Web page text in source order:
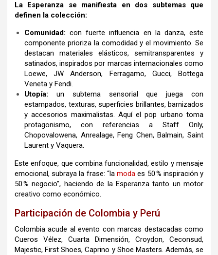
La Esperanza se manifiesta en dos subtemas que
definen la colección:
Comunidad: con fuerte influencia en la danza, este
componente prioriza la comodidad y el movimiento. Se
destacan materiales elásticos, semitransparentes y
satinados, inspirados por marcas internacionales como
Loewe, JW Anderson, Ferragamo, Gucci, Bottega
Veneta y Fendi.
Utopía: un subtema sensorial que juega con
estampados, texturas, superficies brillantes, barnizados
y accesorios maximalistas. Aquí el pop urbano toma
protagonismo, con referencias a Staff Only,
Chopovalowena, Anrealage, Feng Chen, Balmain, Saint
Laurent y Vaquera.
Este enfoque, que combina funcionalidad, estilo y mensaje
emocional, subraya la frase: “lamoda es 50 % inspiración y
50 % negocio”, haciendo de la Esperanza tanto un motor
creativo como económico.
Participación de Colombia y Perú
Colombia acude al evento con marcas destacadas como
Cueros Vélez, Cuarta Dimensión, Croydon, Ceconsud,
Majestic, First Shoes, Caprino y Shoe Masters. Además, se